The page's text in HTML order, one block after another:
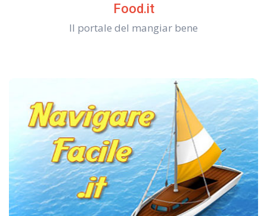
Food.it
Il portale del mangiar bene